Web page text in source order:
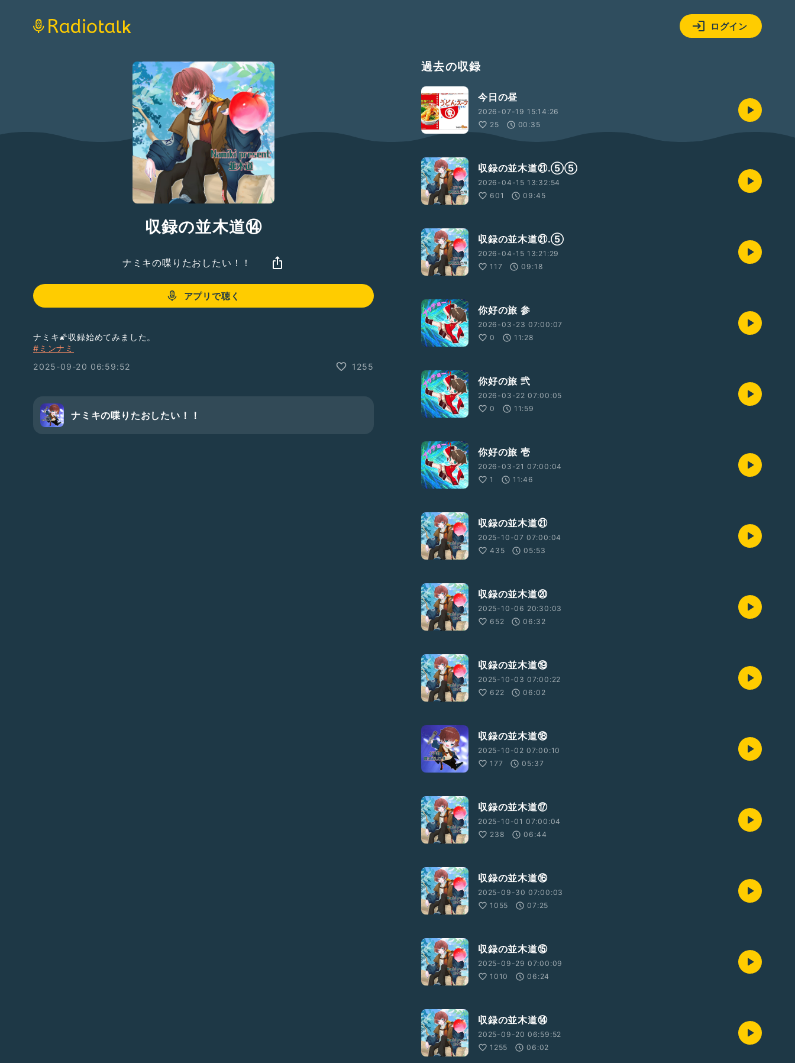
ログイン
収録の並木道⑭
ナミキの喋りたおしたい！！
アプリで聴く
ナミキ🌠収録始めてみました。
#ミンナミ
2025-09-20 06:59:52
1255
ナミキの喋りたおしたい！！
過去の収録
今日の昼
2026-07-19 15:14:26
25
00:35
収録の並木道㉑.⑤⑤
2026-04-15 13:32:54
601
09:45
収録の並木道㉑.⑤
2026-04-15 13:21:29
117
09:18
你好の旅 参
2026-03-23 07:00:07
0
11:28
你好の旅 弐
2026-03-22 07:00:05
0
11:59
你好の旅 壱
2026-03-21 07:00:04
1
11:46
収録の並木道㉑
2025-10-07 07:00:04
435
05:53
収録の並木道⑳
2025-10-06 20:30:03
652
06:32
収録の並木道⑲
2025-10-03 07:00:22
622
06:02
収録の並木道⑱
2025-10-02 07:00:10
177
05:37
収録の並木道⑰
2025-10-01 07:00:04
238
06:44
収録の並木道⑯
2025-09-30 07:00:03
1055
07:25
収録の並木道⑮
2025-09-29 07:00:09
1010
06:24
収録の並木道⑭
2025-09-20 06:59:52
1255
06:02